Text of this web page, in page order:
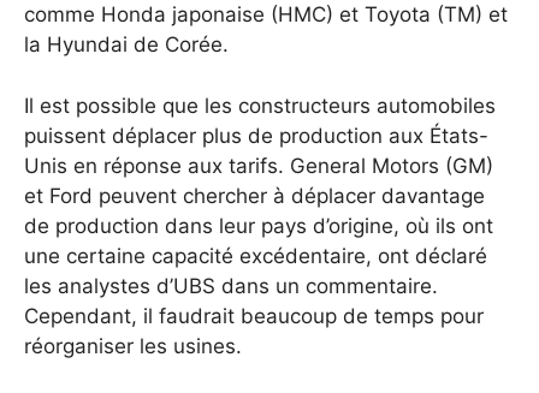
comme Honda japonaise (HMC) et Toyota (TM) et
la Hyundai de Corée.
Il est possible que les constructeurs automobiles
puissent déplacer plus de production aux États-
Unis en réponse aux tarifs. General Motors (GM)
et Ford peuvent chercher à déplacer davantage
de production dans leur pays d’origine, où ils ont
une certaine capacité excédentaire, ont déclaré
les analystes d’UBS dans un commentaire.
Cependant, il faudrait beaucoup de temps pour
réorganiser les usines.